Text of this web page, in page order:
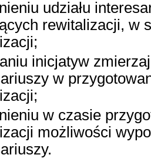
udziału
rewitalizacji, w
inicjatyw
w
w czasie
możliwości